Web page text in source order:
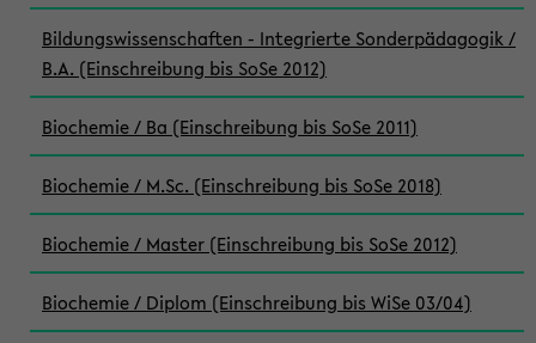
Bildungswissenschaften - Integrierte Sonderpädagogik /
B.A. (Einschreibung bis SoSe 2012)
Biochemie / Ba (Einschreibung bis SoSe 2011)
Biochemie / M.Sc. (Einschreibung bis SoSe 2018)
Biochemie / Master (Einschreibung bis SoSe 2012)
Biochemie / Diplom (Einschreibung bis WiSe 03/04)